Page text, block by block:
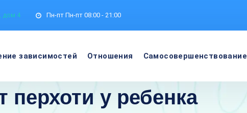
дом 4 Пн-пт Пн-пт 08:00 - 21:00
зависимостей Отношения Самосовершенствование
у ребенка